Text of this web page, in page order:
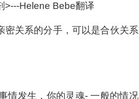
>---Helene Bebe翻译
密关系的分手，可以是合伙关系
情发生，你的灵魂- 一般的情况